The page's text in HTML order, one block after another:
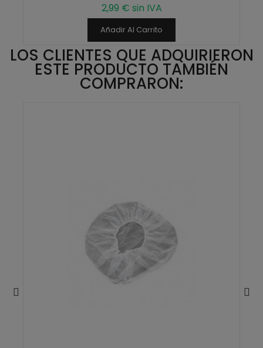
2,99 € sin IVA
Añadir Al Carrito
LOS CLIENTES QUE ADQUIRIERON
ESTE PRODUCTO TAMBIÉN
COMPRARON: